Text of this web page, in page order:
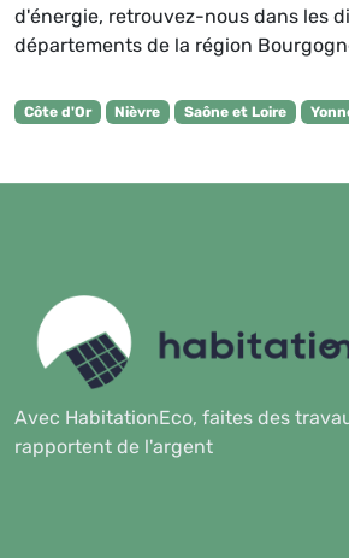
d'énergie, retrouvez-nous dans les
départements de la région
Côte d'Or Nièvre Saône et Loire
Avec HabitationEco, faites des
rapportent de l'argent